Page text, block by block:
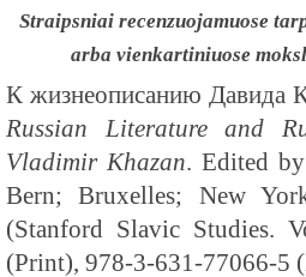
Straipsniai recenzuojamuose
arba vienkartiniuose
К жизнеописанию Давида
Russian Literature and
Vladimir Khazan. Edited
Bern; Bruxelles; New
(Stanford Slavic Studies.
(Print), 978-3-631-77066-5